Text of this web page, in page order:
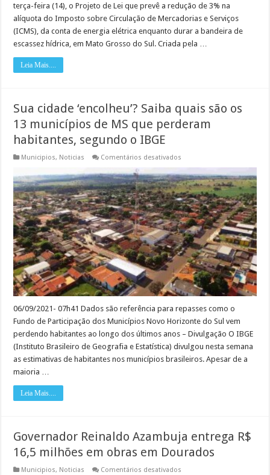
terça-feira (14), o Projeto de Lei que prevê a redução de 3% na
alíquota do Imposto sobre Circulação de Mercadorias e Serviços
(ICMS), da conta de energia elétrica enquanto durar a bandeira de
escassez hídrica, em Mato Grosso do Sul. Criada pela …
Leia Mais....
Sua cidade ‘encolheu’? Saiba quais são os
13 municípios de MS que perderam
habitantes, segundo o IBGE
Municipios, Noticias Comentários desativados
cidade
‘encolheu’?
Saiba
quais
são
os
13
municípios
de
MS
que
perderam
habitantes,
segundo
o
IBGE
06/09/2021- 07h41 Dados são referência para repasses como o
Fundo de Participação dos Municípios Novo Horizonte do Sul vem
perdendo habitantes ao longo dos últimos anos – Divulgação O IBGE
(Instituto Brasileiro de Geografia e Estatística) divulgou nesta semana
as estimativas de habitantes nos municípios brasileiros. Apesar de a
maioria …
Leia Mais....
Governador Reinaldo Azambuja entrega R$
16,5 milhões em obras em Dourados
Municipios, Noticias Comentários desativados